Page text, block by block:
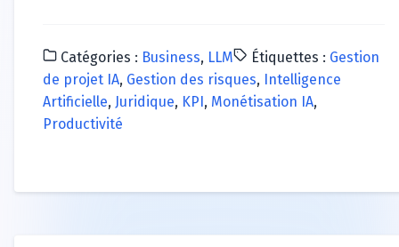
Catégories : Business, LLM Étiquettes : Gestion
de projet IA, Gestion des risques, Intelligence
Artificielle, Juridique, KPI, Monétisation IA,
Productivité